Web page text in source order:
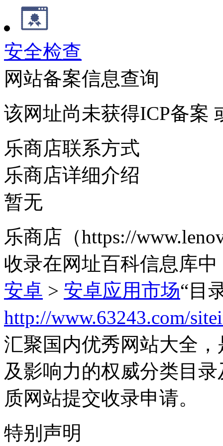
安全检查
网站备案信息查询
该网址尚未获得ICP备案
乐商店联系方式
乐商店详细介绍
暂无
乐商店（https://
收录在网址百科信息库
安卓 > 安卓应用市场“目
http://www.63243.com/
汇聚国内优秀网站大全
及影响力的权威分类目
质网站提交收录申请。
特别声明